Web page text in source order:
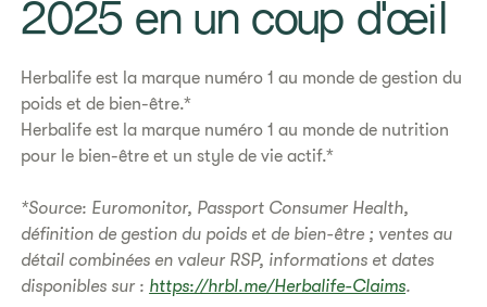
​2025 en un coup d'œil
Herbalife est la marque numéro 1 au monde de gestion du
poids et de bien-être.*
Herbalife est la marque numéro 1 au monde de nutrition
pour le bien-être et un style de vie actif.*
*Source: Euromonitor, Passport Consumer Health,
définition de gestion du poids et de bien-être ; ventes au
détail combinées en valeur RSP, informations et dates
disponibles sur : https://hrbl.me/Herbalife-Claims.